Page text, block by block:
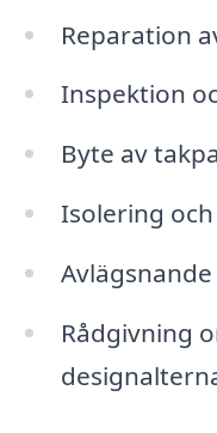
Reparation
Inspektion
Byte av
Isolering
Rådgivning